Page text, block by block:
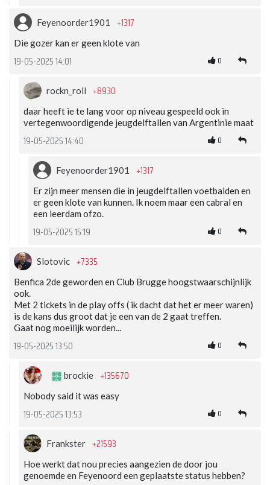
Feyenoorder1901 +1317
Die gozer kan er geen klote van
19-05-2025 14:01 0
rockn_roll +8930
daar heeft ie te lang voor op niveau gespeeld ook in
vertegenwoordigende jeugdelftallen van Argentinie maat
19-05-2025 14:40 0
Feyenoorder1901 +1317
Er zijn meer mensen die in jeugdelftallen voetbalden en
er geen klote van kunnen. Ik noem maar een cabral en
een leerdam ofzo.
19-05-2025 15:19 0
Slotovic +7335
Benfica 2de geworden en Club Brugge hoogstwaarschijnlijk
ook.
Met 2 tickets in de play offs ( ik dacht dat het er meer waren)
is de kans dus groot dat je een van de 2 gaat treffen.
Gaat nog moeilijk worden...
19-05-2025 13:50 0
brockie +135670
Nobody said it was easy
19-05-2025 13:53 0
Frankster +21593
Hoe werkt dat nou precies aangezien de door jou
genoemde en Feyenoord een geplaatste status hebben?